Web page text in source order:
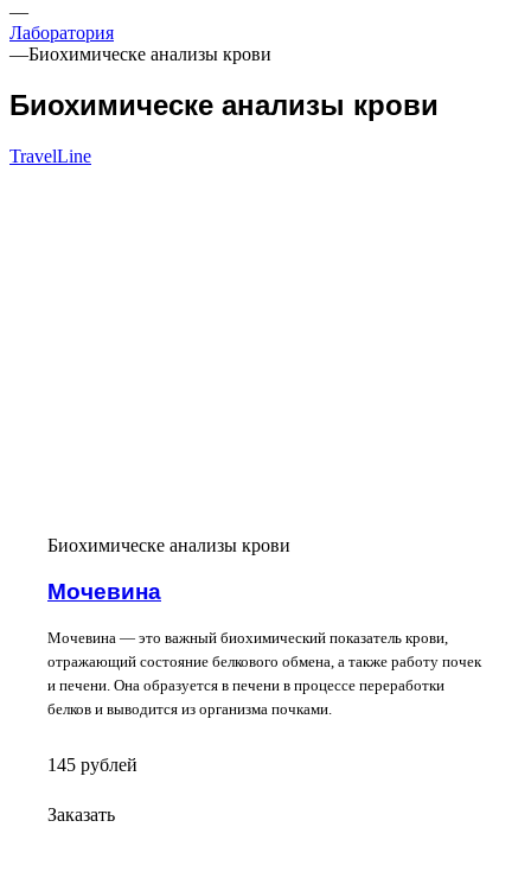
—
Лаборатория
—Биохимическе анализы крови
Биохимическе анализы крови
TravelLine
Биохимическе анализы крови
Мочевина
Мочевина — это важный биохимический показатель крови,
отражающий состояние белкового обмена, а также работу почек
и печени. Она образуется в печени в процессе переработки
белков и выводится из организма почками.
145 рублей
Заказать